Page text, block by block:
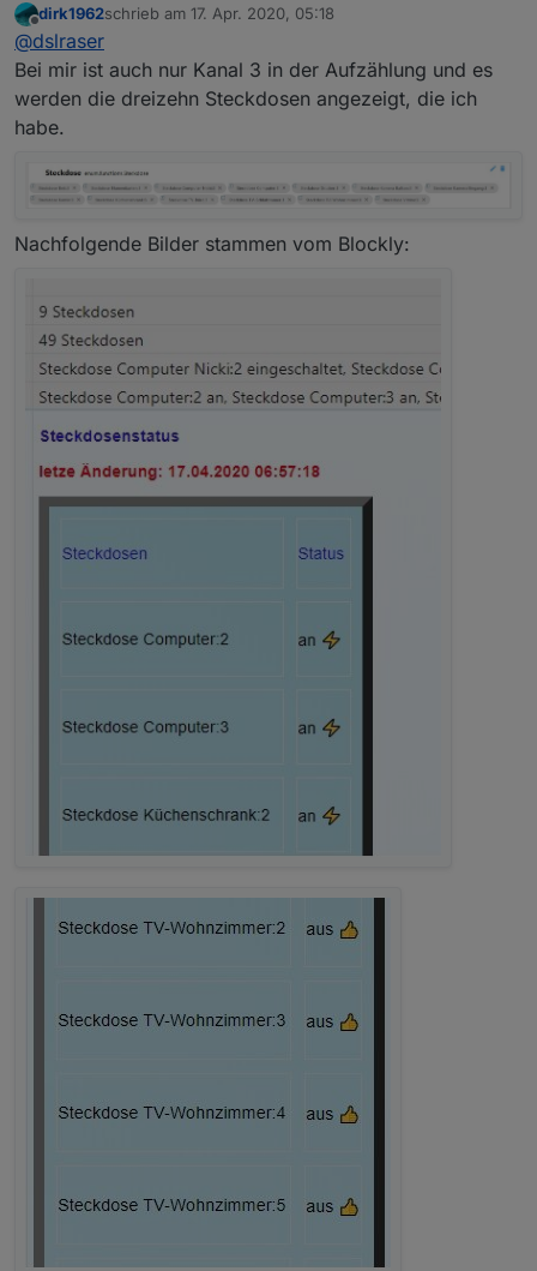
mehrere Kanäle der Steckdosen an.
Ich habe diese Steckdosen in der Aufzählung und die
werden auch genau so verwurstet durch den
Alexa Ansage nur einmal funktioniert.
das ist seltsam ? Trigger auf wurde aktualisiert und es
Offline
dirk1962schrieb am 17. Apr. 2020, 05:18
zuletzt editiert von
@dslraser
Bei mir ist auch nur Kanal 3 in der Aufzählung und es
werden die dreizehn Steckdosen angezeigt, die ich
habe.
Nachfolgende Bilder stammen vom Blockly: